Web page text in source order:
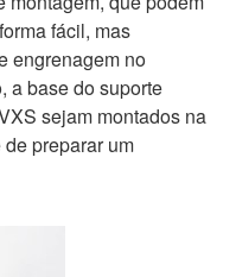
fácil, mas
engrenagem no
a base do suporte
sejam montados na
preparar um